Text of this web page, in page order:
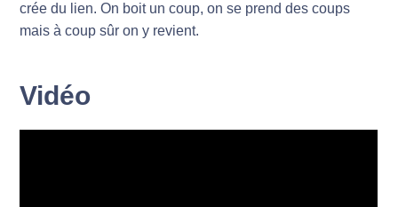
crée du lien. On boit un coup, on se prend des coups
mais à coup sûr on y revient.
Vidéo